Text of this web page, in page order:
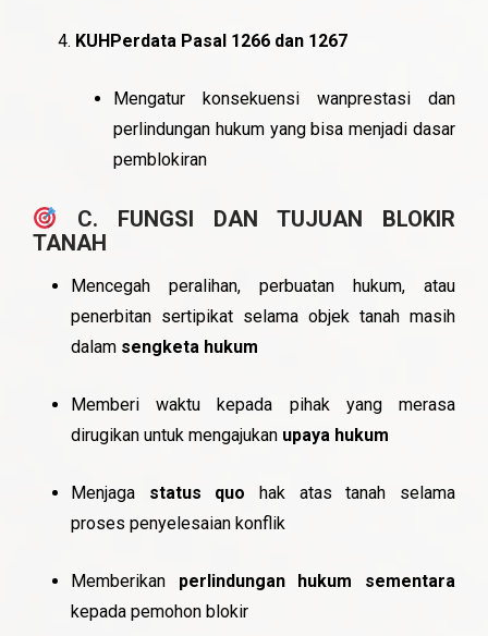
KUHPerdata Pasal 1266 dan 1267
Mengatur konsekuensi wanprestasi dan
perlindungan hukum yang bisa menjadi dasar
pemblokiran
C. FUNGSI DAN TUJUAN BLOKIR
TANAH
Mencegah peralihan, perbuatan hukum, atau
penerbitan sertipikat selama objek tanah masih
dalam sengketa hukum
Memberi waktu kepada pihak yang merasa
dirugikan untuk mengajukan upaya hukum
Menjaga status quo hak atas tanah selama
proses penyelesaian konflik
Memberikan perlindungan hukum sementara
kepada pemohon blokir